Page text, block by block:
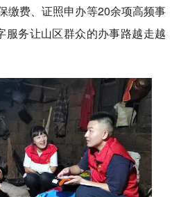
缴费、证照申办等20余项高频事
服务让山区群众的办事路越走越